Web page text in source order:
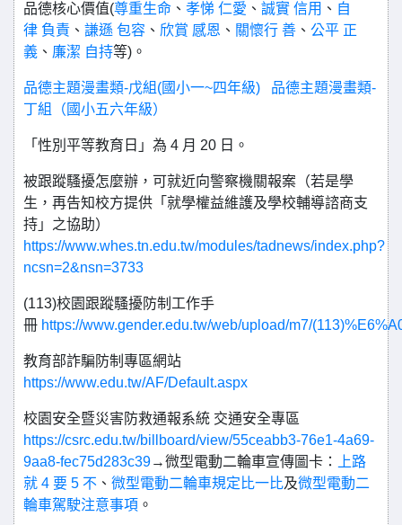
品德核心價值(尊重生命 、 孝悌 仁愛 、 誠實 信用 、 自
律 負責 、 謙遜 包容 、 欣賞 感恩 、 關懷行 善 、 公平 正
義 、 廉潔 自持等)。
品德主題漫畫類-戊組(國小一~四年級)
品德主題漫畫類-
丁組（國小五六年級）
「性別平等教育日」為 4 月 20 日。
被跟蹤騷擾怎麼辦，可就近向警察機關報案（若是學
生，再告知校方提供「就學權益維護及學校輔導諮商支
持」之協助）
https://www.whes.tn.edu.tw/modules/tadnews/index.php?
ncsn=2&nsn=3733
(113)校園跟蹤騷擾防制工作手
冊 https://www.gender.edu.tw/web/upload/m7/
教育部詐騙防制專區網站
https://www.edu.tw/AF/Default.aspx
校園安全暨災害防救通報系統 交通安全專區
https://csrc.edu.tw/billboard/view/55ceabb3-76e1-4a69-
9aa8-fec75d283c39→微型電動二輪車宣傳圖卡：
上路
就 4 要 5 不 、 微型電動二輪車規定比一比及微型電動二
輪車駕駛注意事項 。